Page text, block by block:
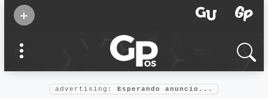
+
confianza
advertising: Esperando anuncio...